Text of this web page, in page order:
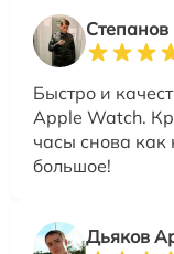
Быстро и
Apple Watch.
часы снова
большое!
Дьяков